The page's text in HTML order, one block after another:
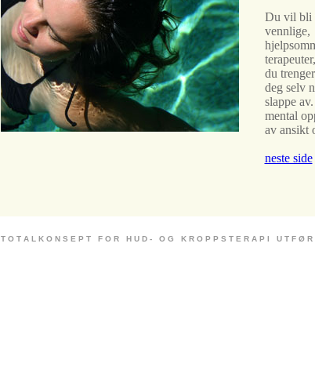
Du vil bli
vennlige,
du
deg selv
slappe
mental
av ansikt
neste side
T O T A L K O N S E P T F O R H U D - O G K R O P P S T E R A P I U T F Ø